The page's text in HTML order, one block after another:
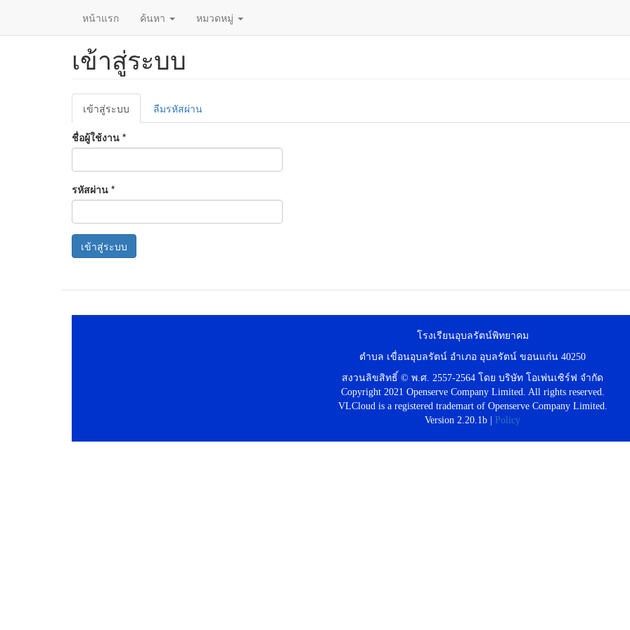
หน้าแรก ค้นหา หมวดหมู่
เข้าสู่ระบบ
Primary
tabs
เข้าสู่ระบบ
ปัจจุบัน)
ลืมรหัสผ่าน
ชื่อผู้ใช้งาน *
รหัสผ่าน *
เข้าสู่ระบบ
โรงเรียนอุบลรัตน์พิทยาคม
ตำบล เขื่อนอุบลรัตน์ อำเภอ อุบลรัตน์ ขอนแก่น 40250
สงวนลิขสิทธิ์ © พ.ศ. 2557-2564 โดย บริษัท โอเพ่นเซิร์ฟ จำกัด
Copyright 2021 Openserve Company Limited. All rights reserved.
VLCloud is a registered trademart of Openserve Company Limited.
Version 2.20.1b |
Policy